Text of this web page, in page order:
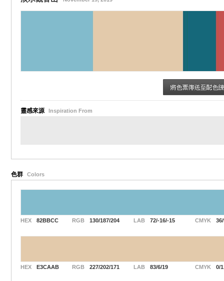
靈感來源 Inspiration From
色群 Colors
HEX 82BBCC RGB 130/187/204 LAB 72/-16/-15 CMYK
HEX E3CAAB RGB 227/202/171 LAB 83/6/19 CMYK 0/